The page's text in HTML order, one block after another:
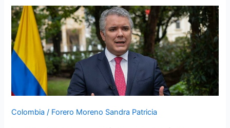
Colombia / Forero Moreno Sandra Patricia
se
reúne
con
Mandatario
coreano,
Alcalde
de
y